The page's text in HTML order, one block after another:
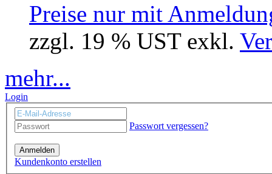
Preise nur mit
zzgl. 19 % UST exkl.
mehr...
Login
Passwort vergessen?
Anmelden
Kundenkonto erstellen